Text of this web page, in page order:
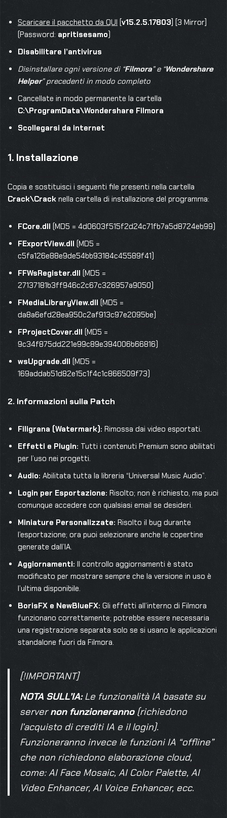
Scaricare il pacchetto da QUI [v15.2.5.17803] [3 Mirror]
(Password: apritisesamo)
Disabilitare l’antivirus
Disinstallare ogni versione di “Filmora” e “Wondershare
Helper” precedenti in modo completo
Cancellate in modo permanente la cartella
C:\ProgramData\Wondershare Filmora
Scollegarsi da internet
1. Installazione
Copia e sostituisci i seguenti file presenti nella cartella
Crack\Crack nella cartella di installazione del programma:
FCore.dll (MD5 = 4d0603f515f2d24c71fb7a5d8724eb99)
FExportView.dll(MD5 =
c5fa126e88e9de54bb93184c45589f41)
FFWsRegister.dll (MD5 =
27137181b3ff946c2c67c326957a9050)
FMediaLibraryView.dll (MD5 =
da8a6efd28ea950c2af913c97e2095be)
FProjectCover.dll (MD5 =
9c34f875dd221e99c89e394006b66816)
wsUpgrade.dll (MD5 =
169addab51d82e15c1f4c1c866509f73)
2. Informazioni sulla Patch
Filigrana (Watermark): Rimossa dai video esportati.
Effetti e Plugin: Tutti i contenuti Premium sono abilitati
per l’uso nei progetti.
Audio: Abilitata tutta la libreria “Universal Music Audio”.
Login per Esportazione: Risolto; non è richiesto, ma puoi
comunque accedere con qualsiasi email se desideri.
Miniature Personalizzate: Risolto il bug durante
l’esportazione; ora puoi selezionare anche le copertine
generate dall’IA.
Aggiornamenti: Il controllo aggiornamenti è stato
modificato per mostrare sempre che la versione in uso è
l’ultima disponibile.
BorisFX e NewBlueFX: Gli effetti all’interno di Filmora
funzionano correttamente; potrebbe essere necessaria
una registrazione separata solo se si usano le applicazioni
standalone fuori da Filmora.
[!IMPORTANT]
NOTA SULL’IA:Le funzionalità IA basate su
servernon funzioneranno(richiedono
l’acquisto di crediti IA e il login).
Funzioneranno invece le funzioni IA “offline”
che non richiedono elaborazione cloud,
come:AI Face Mosaic, AI Color Palette, AI
Video Enhancer, AI Voice Enhancer, ecc.